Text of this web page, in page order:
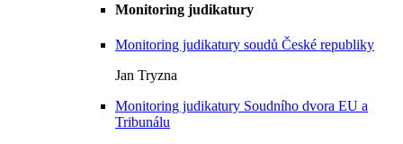
Monitoring judikatury
Monitoring judikatury soudů České republiky
Jan Tryzna
Monitoring judikatury Soudního dvora EU a
Tribunálu